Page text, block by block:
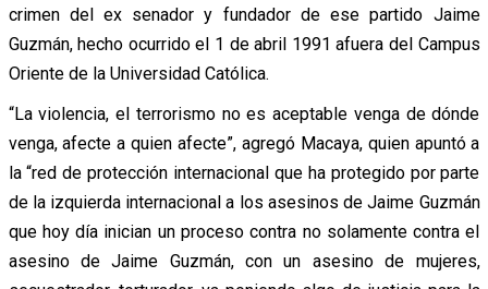
crimen del ex senador y fundador de ese partido Jaime
Guzmán, hecho ocurrido el 1 de abril 1991 afuera del Campus
Oriente de la Universidad Católica.
“La violencia, el terrorismo no es aceptable venga de dónde
venga, afecte a quien afecte”, agregó Macaya, quien apuntó a
la “red de protección internacional que ha protegido por parte
de la izquierda internacional a los asesinos de Jaime Guzmán
que hoy día inician un proceso contra no solamente contra el
asesino de Jaime Guzmán, con un asesino de mujeres,